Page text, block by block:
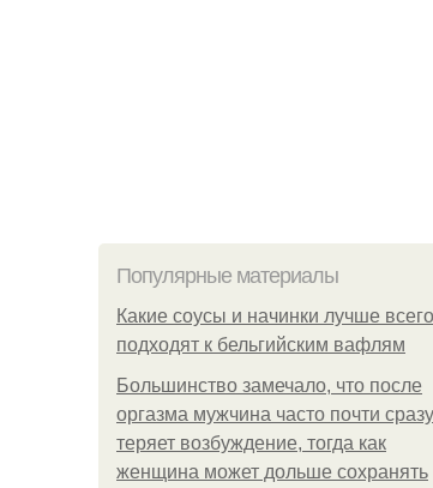
Популярные материалы
Какие соусы и начинки лучше всего
подходят к бельгийским вафлям
Большинство замечало, что после
оргазма мужчина часто почти сразу
теряет возбуждение, тогда как
женщина может дольше сохранять